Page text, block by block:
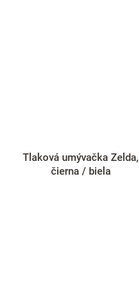
Tlaková umývačka Zelda,
čierna / biela